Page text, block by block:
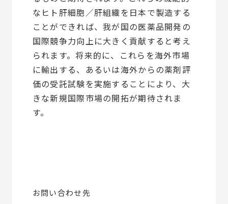
なヒト肝細胞／肝組織を日本で製造する
ことができれば、我が国の医薬品開発の
国際競争力向上に大きく貢献すると考え
られます。将来的に、これらを海外市場
に輸出する、あるいは海外からの薬剤評
価の受託試験を実施することにより、大
きな新規国際市場の開拓が期待されま
す。
お問い合わせ先